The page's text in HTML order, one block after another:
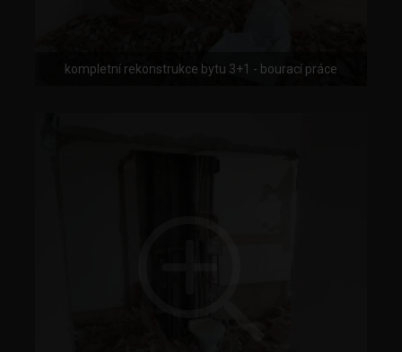
kompletní rekonstrukce bytu 3+1 - bourací práce